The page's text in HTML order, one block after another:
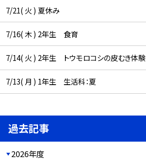
7/21( 火 ) 夏休み
7/16( 木 ) 2年生 食育
7/14( 火 ) 2年生 トウモロコシの皮むき体験
7/13( 月 ) 1年生 生活科：夏
過去記事
2026年度